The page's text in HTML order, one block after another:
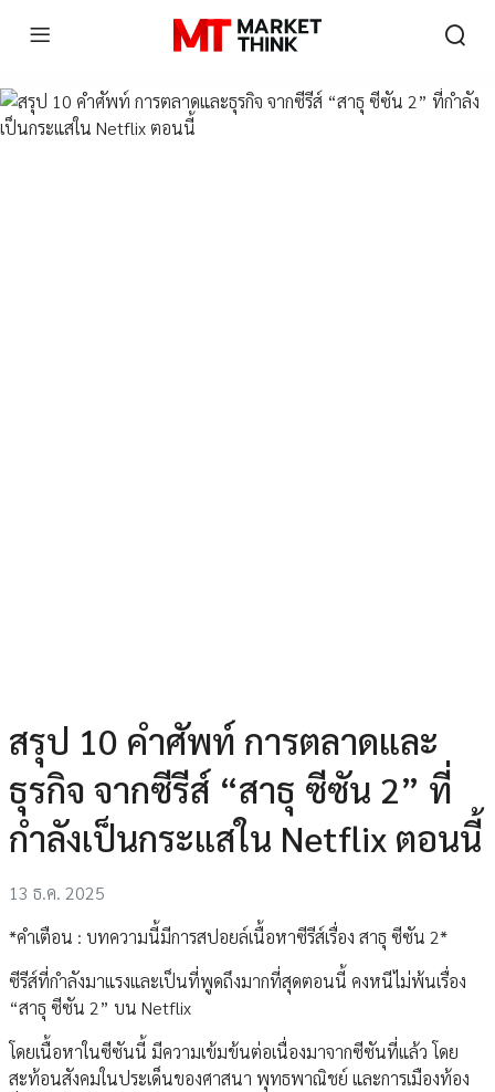
สรุป 10 คำศัพท์ การตลาดและ
ธุรกิจ จากซีรีส์ “สาธุ ซีซัน 2” ที่
กำลังเป็นกระแสใน Netflix ตอนนี้
13 ธ.ค. 2025
*คำเตือน : บทความนี้มีการสปอยล์เนื้อหาซีรีส์เรื่อง สาธุ ซีซัน 2*
ซีรีส์ที่กำลังมาแรงและเป็นที่พูดถึงมากที่สุดตอนนี้ คงหนีไม่พ้นเรื่อง
“สาธุ ซีซัน 2” บน Netflix
โดยเนื้อหาในซีซันนี้ มีความเข้มข้นต่อเนื่องมาจากซีซันที่แล้ว โดย
สะท้อนสังคมในประเด็นของศาสนา พุทธพาณิชย์ และการเมืองท้อง